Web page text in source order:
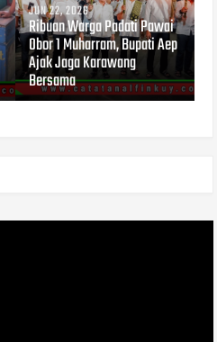
JUN 22, 2026
Ribuan Warga Padati Pawai
Obor 1 Muharram, Bupati Aep
Ajak Jaga Karawang
Bersama